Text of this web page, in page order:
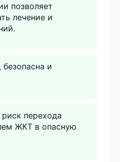
позволяет
лечение и
и
перехода
ЖКТ в опасную